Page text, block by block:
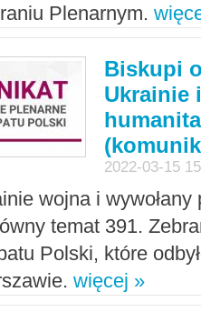
Plenarnym.
Biskupi
Ukrainie
2022-03-15
wojna i
temat 391.
Polski, które
więcej »